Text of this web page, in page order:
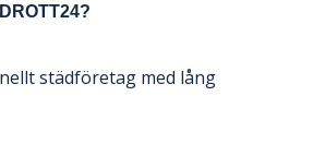
städföretag med lång